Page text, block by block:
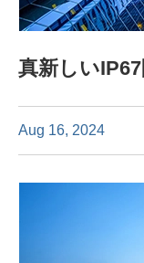
真新しい
Aug 16, 2024